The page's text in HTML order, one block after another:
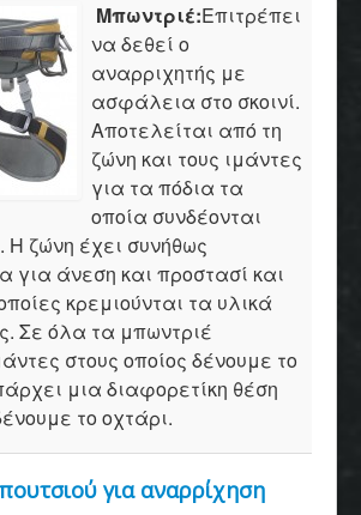
Μπωντριέ:Επιτρέπει
να δεθεί ο
αναρριχητής με
ασφάλεια στο σκοινί.
Αποτελείται από τη
ζώνη και τους ιμάντες
για τα πόδια τα
οποία συνδέονται
Η ζώνη έχει συνήθως
για άνεση και προστασί και
κρεμιούνται τα υλικά
Σε όλα τα μπωντριέ
στους οποίος δένουμε το
μια διαφορετίκη θέση
το οχτάρι.
για αναρρίχηση